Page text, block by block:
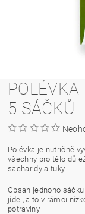
5 SÁČKŮ
Polévka je nutričně
všechny pro tělo
sacharidy a tuky.
Obsah jednoho
jídel, a to v rámci
potraviny